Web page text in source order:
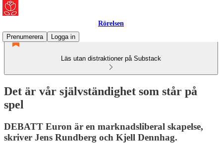
Rörelsen
Prenumerera
Logga in
Läs utan distraktioner på Substack
Det är vår självständighet som står på
spel
DEBATT Euron är en marknadsliberal skapelse,
skriver Jens Rundberg och Kjell Dennhag.